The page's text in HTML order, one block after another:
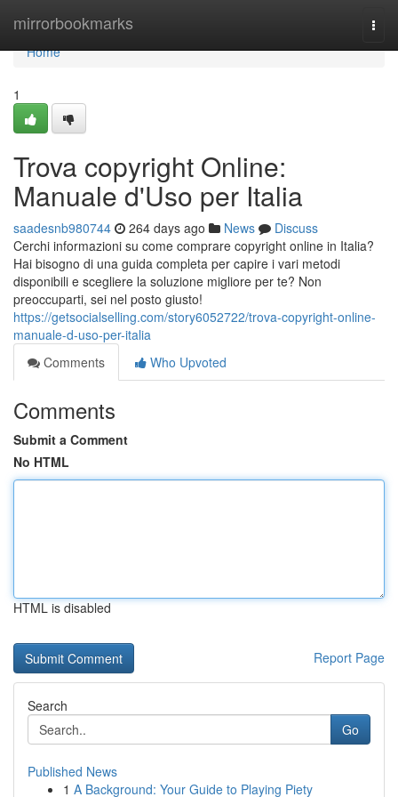
mirrorbookmarks
Home
Home
1
Trova copyright Online:
Manuale d'Uso per Italia
saadesnb980744 264 days ago News
Discuss
Cerchi informazioni su come comprare copyright online in Italia?
Hai bisogno di una guida completa per capire i vari metodi
disponibili e scegliere la soluzione migliore per te? Non
preoccuparti, sei nel posto giusto!
https://getsocialselling.com/story6052722/trova-copyright-online-
manuale-d-uso-per-italia
Comments
Who Upvoted
Comments
Submit a Comment
No HTML
HTML is disabled
Report Page
Search
Go
Published News
1 A Background: Your Guide to Playing Piety